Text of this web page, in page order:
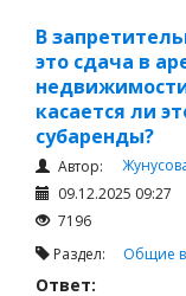
и структурой
В
это сдача в
касается ли
субаренды?
Автор:
09.12.2025 09:27
7196
Раздел: Общие
Ответ: